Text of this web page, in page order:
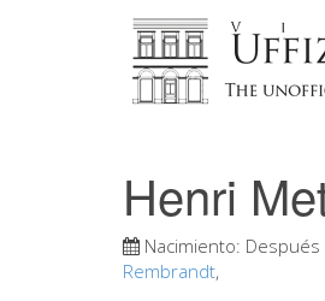
Henri
Nacimiento:
Rembrandt,